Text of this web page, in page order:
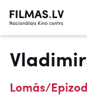
Lomās/